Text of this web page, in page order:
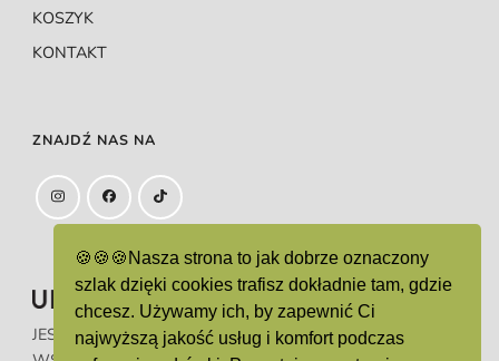
KOSZYK
KONTAKT
ZNAJDŹ NAS NA
JEST ZAREJESTROWANYM ZNAKIEM TOWAROWYM.
🍪🍪🍪Nasza strona to jak dobrze oznaczony
szlak dzięki cookies trafisz dokładnie tam, gdzie
chcesz. Używamy ich, by zapewnić Ci
najwyższą jakość usług i komfort podczas